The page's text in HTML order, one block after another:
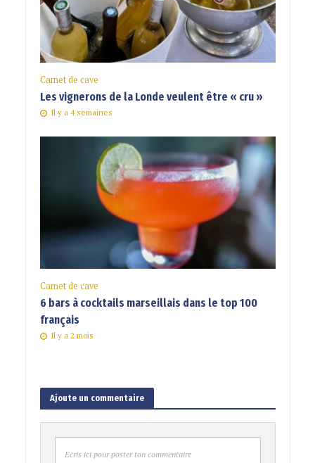
Carnet de cave
Les vignerons de la Londe veulent être « cru »
Il y a 4 semaines
Carnet de cave
6 bars à cocktails marseillais dans le top 100
français
Il y a 2 mois
Ajoute un commentaire
Ecris ici pour poster ton commentaire